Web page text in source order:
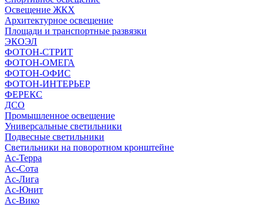
Освещение ЖКХ
Архитектурное освещение
Площади и транспортные развязки
ЭКОЭЛ
ФОТОН-СТРИТ
ФОТОН-ОМЕГА
ФОТОН-ОФИС
ФОТОН-ИНТЕРЬЕР
ФЕРЕКС
ДСО
Промышленное освещение
Универсальные светильники
Подвесные светильники
Светильники на поворотном кронштейне
Ас-Терра
Ас-Сота
Ас-Лига
Ас-Юнит
Ас-Вико